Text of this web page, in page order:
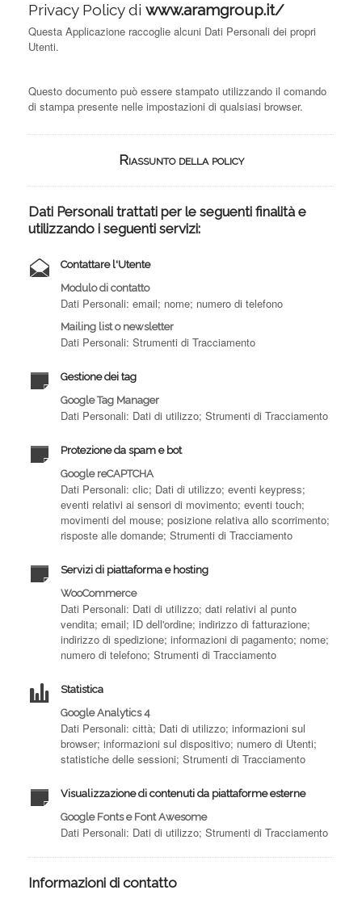
Privacy Policy di www.aramgroup.it/
Questa Applicazione raccoglie alcuni Dati Personali dei propri
Utenti.
Questo documento può essere stampato utilizzando il comando
di stampa presente nelle impostazioni di qualsiasi browser.
Riassunto della policy
Dati Personali trattati per le seguenti finalità e
utilizzando i seguenti servizi:
Contattare l'Utente
Modulo di contatto
Dati Personali: email; nome; numero di telefono
Mailing list o newsletter
Dati Personali: Strumenti di Tracciamento
Gestione dei tag
Google Tag Manager
Dati Personali: Dati di utilizzo; Strumenti di Tracciamento
Protezione da spam e bot
Google reCAPTCHA
Dati Personali: clic; Dati di utilizzo; eventi keypress;
eventi relativi ai sensori di movimento; eventi touch;
movimenti del mouse; posizione relativa allo scorrimento;
risposte alle domande; Strumenti di Tracciamento
Servizi di piattaforma e hosting
WooCommerce
Dati Personali: Dati di utilizzo; dati relativi al punto
vendita; email; ID dell'ordine; indirizzo di fatturazione;
indirizzo di spedizione; informazioni di pagamento; nome;
numero di telefono; Strumenti di Tracciamento
Statistica
Google Analytics 4
Dati Personali: città; Dati di utilizzo; informazioni sul
browser; informazioni sul dispositivo; numero di Utenti;
statistiche delle sessioni; Strumenti di Tracciamento
Visualizzazione di contenuti da piattaforme esterne
Google Fonts e Font Awesome
Dati Personali: Dati di utilizzo; Strumenti di Tracciamento
Informazioni di contatto